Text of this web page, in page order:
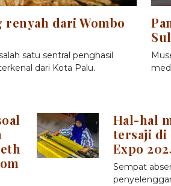
dari Wombo
satu sentral penghasil
dari Kota Palu.
Hal-hal
tersaji di
Expo
Sempat